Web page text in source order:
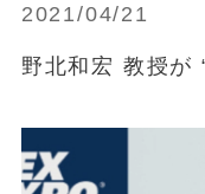
2021/04/21
野北和宏 教授が